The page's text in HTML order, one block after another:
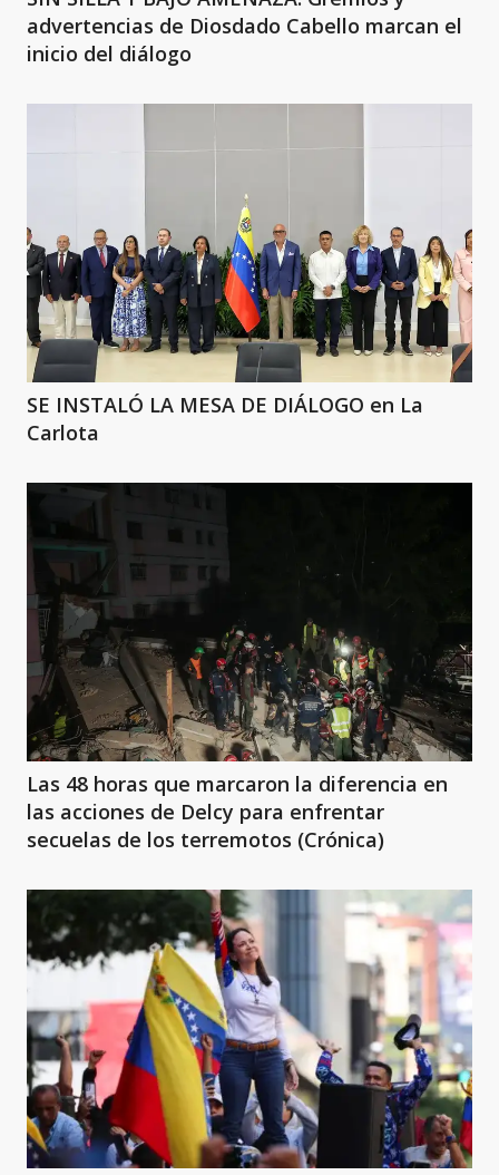
advertencias de Diosdado Cabello marcan el
inicio del diálogo
SE INSTALÓ LA MESA DE DIÁLOGO en La
Carlota
Las 48 horas que marcaron la diferencia en
las acciones de Delcy para enfrentar
secuelas de los terremotos (Crónica)